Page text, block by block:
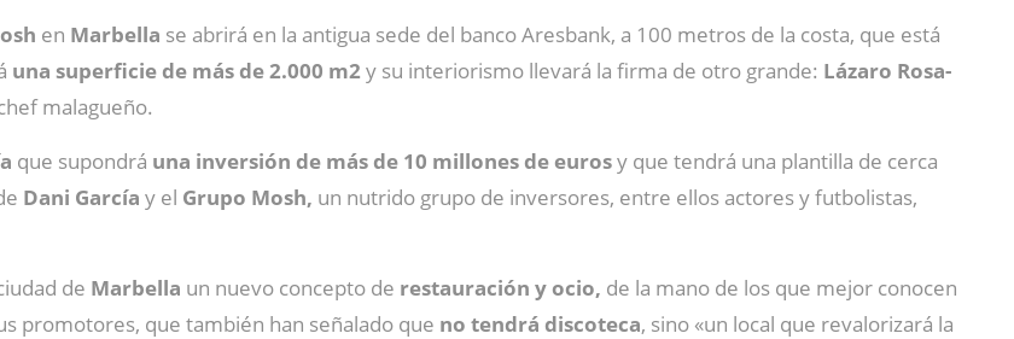
en Marbella se abrirá en la antigua sede del banco Aresbank, a 100 metros de la costa, que está
una superficie de más de 2.000 m2 y su interiorismo llevará la firma de otro grande: Lázaro Rosa-
malagueño.
que supondrá una inversión de más de 10 millones de eurosy que tendrá una plantilla de cerca
Dani García y el Grupo Mosh, un nutrido grupo de inversores, entre ellos actores y futbolistas,
de Marbella un nuevo concepto de restauración y ocio, de la mano de los que mejor conocen
promotores, que también han señalado que no tendrá discoteca, sino «un local que revalorizará la